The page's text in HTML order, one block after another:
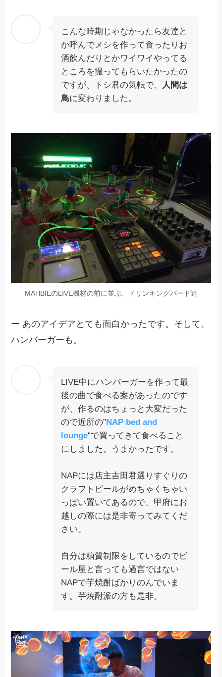
こんな時期じゃなかったら友達と
か呼んでメシを作って食ったりお
酒飲んだりとかワイワイやってる
ところを撮ってもらいたかったの
ですが、トシ君の気転で、 人間は
鳥に変わりました。
MAHBIEのLIVE機材の前に並ぶ、ドリンキングバード達
ー あのアイデアとても面白かったです。そして、
ハンバーガーも。
LIVE中にハンバーガーを作って最
後の曲で食べる案があったのです
が、作るのはちょっと大変だった
ので近所の” NAP bed and
lounge“で買ってきて食べること
にしました。うまかったです。
NAPには店主吉田君選りすぐりの
クラフトビールがめちゃくちゃい
っぱい置いてあるので、甲府にお
越しの際には是非寄ってみてくだ
さい。
自分は糖質制限をしているのでビ
ール屋と言っても過言ではない
NAPで芋焼酎ばかりのんでいま
す。芋焼酎派の方も是非。